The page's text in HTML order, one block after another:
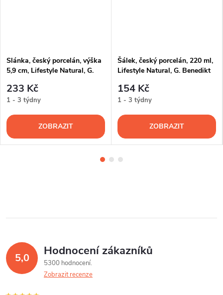
Slánka, český porcelán, výška
5,9 cm, Lifestyle Natural, G.
233 Kč
1 - 3 týdny
ZOBRAZIT
Šálek, český porcelán, 220 ml,
Lifestyle Natural, G. Benedikt
154 Kč
1 - 3 týdny
ZOBRAZIT
5,0 Hodnocení zákazníků
5300 hodnocení
Zobrazit recenze